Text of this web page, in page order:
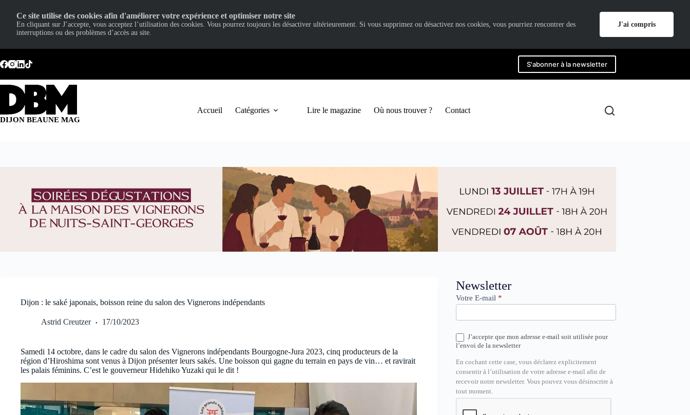
au
contenu
S'abonner à la newsletter
DIJON BEAUNE MAG
Accueil Catégories Lire le magazine Où nous trouver ? Contact
Dijon : le saké japonais, boisson reine du salon des Vignerons indépendants
Astrid Creutzer 17/10/2023
Samedi 14 octobre, dans le cadre du salon des Vignerons indépendants Bourgogne-Jura 2023, cinq producteurs de la
région d’Hiroshima sont venus à Dijon présenter leurs sakés. Une boisson qui gagne du terrain en pays de vin… et ravirait
les palais féminins. C’est le gouverneur Hidehiko Yuzaki qui le dit !
Newsletter
Newsletter
Votre E-mail *
J’accepte que mon adresse e-mail soit utilisée pour
l’envoi de la newsletter
En cochant cette case, vous déclarez explicitement
consentir à l’utilisation de votre adresse e-mail afin de
recevoir notre newsletter. Vous pouvez vous désinscrire à
tout moment.
Ce site utilise des cookies afin d'améliorer votre expérience et optimiser notre site
En cliquant sur J’accepte, vous acceptez l’utilisation des cookies. Vous pourrez toujours les désactiver ultérieurement. Si vous supprimez ou désactivez nos cookies, vous pourriez rencontrer des
interruptions ou des problèmes d’accès au site.
J'ai compris